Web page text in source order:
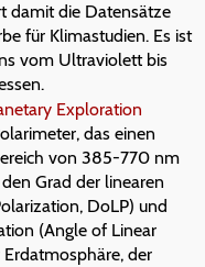
damit die Datensätze
für Klimastudien. Es ist
vom Ultraviolett bis
Exploration
das einen
von 385-770 nm
Grad der linearen
DoLP) und
(Angle of Linear
der